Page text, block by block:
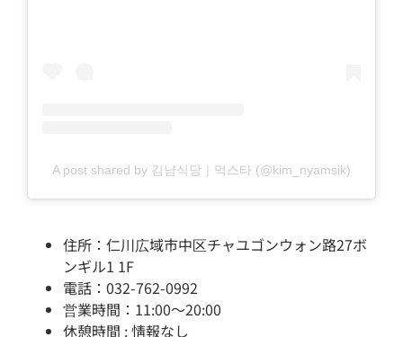
A post shared by 김냠식당｜먹스타 (@kim_nyamsik)
住所：仁川広域市中区チャユゴンウォン路27ボ
ンギル1 1F
電話：032-762-0992
営業時間：11:00～20:00
休憩時間 : 情報なし